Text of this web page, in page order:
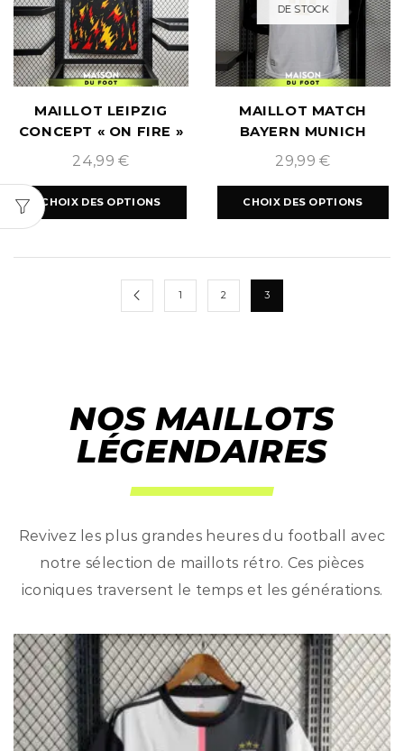
MAILLOT LEIPZIG
CONCEPT « ON FIRE »
2024/2025
24,99€
CHOIX DES OPTIONS
DE STOCK
MAILLOT MATCH
BAYERN MUNICH
SPÉCIAL 125 ANS
29,99€
CHOIX DES OPTIONS
1 2 3
NOS MAILLOTS
LÉGENDAIRES
Revivez les plus grandes heures du football avec
notre sélection de maillots rétro. Ces pièces
iconiques traversent le temps et les générations.